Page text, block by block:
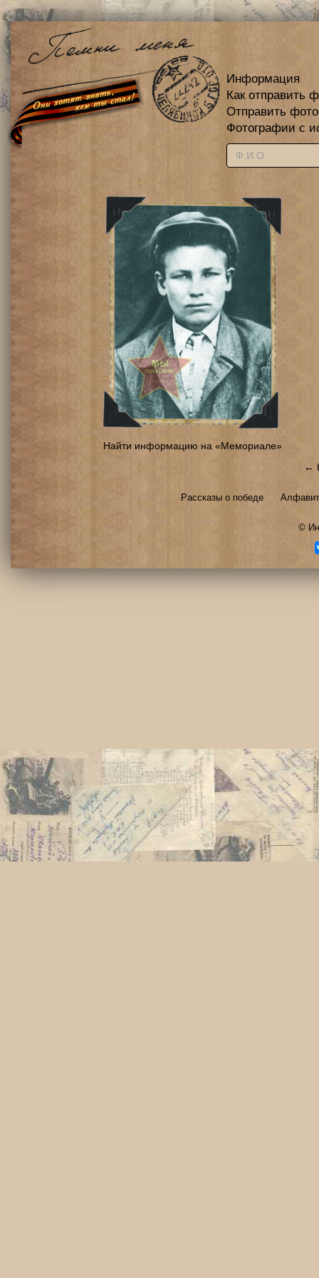
Информация
Как отправить
Отправить
Фотографии с
Найти информацию на «Мемориале»
←
Рассказы о победе
©